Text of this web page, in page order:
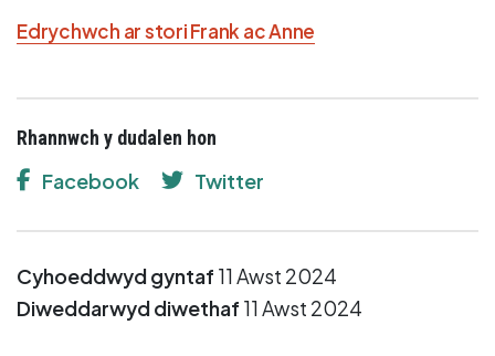
Edrychwch ar stori Frank ac Anne
Rhannwch y dudalen hon
Facebook Twitter
Cyhoeddwyd gyntaf 11 Awst 2024
Diweddarwyd diwethaf 11 Awst 2024